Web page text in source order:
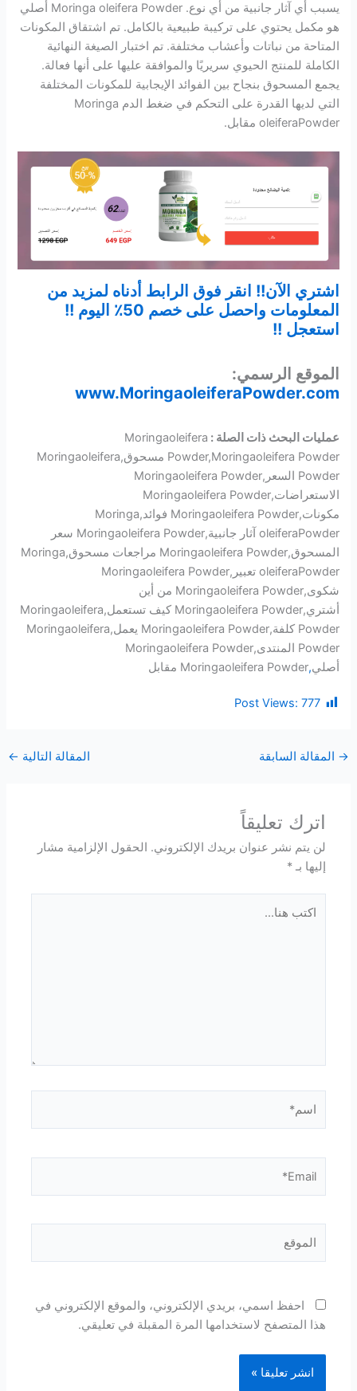
يسبب أي آثار جانبية من أي نوع. Moringa oleifera Powder أصلي
هو مكمل يحتوي على تركيبة طبيعية بالكامل. تم اشتقاق المكونات
المتاحة من نباتات وأعشاب مختلفة. تم اختبار الصيغة النهائية
الكاملة للمنتج الحيوي سريريًا والموافقة عليها على أنها فعالة.
يجمع المسحوق بنجاح بين الفوائد الإيجابية للمكونات المختلفة
التي لديها القدرة على التحكم في ضغط الدم Moringa
oleiferaPowder مقابل.
اشتري الآن!! انقر فوق الرابط أدناه لمزيد من
المعلومات واحصل على خصم 50٪ اليوم !!
استعجل !!
الموقع الرسمي:
www.MoringaoleiferaPowder.com
عمليات البحث ذات الصلة : Moringaoleifera
Powder,Moringaoleifera Powder مسحوق,Moringaoleifera
Powder السعر,Moringaoleifera Powder
الاستعراضات,Moringaoleifera Powder
مكونات,Moringaoleifera Powder فوائد,Moringa
oleiferaPowder آثار جانبية,Moringaoleifera Powder سعر
المسحوق,Moringaoleifera Powder مراجعات مسحوق,Moringa
oleiferaPowder تعبير,Moringaoleifera Powder
شكوى,Moringaoleifera Powder من أين
أشتري,Moringaoleifera Powder كيف تستعمل,Moringaoleifera
Powder كلفة,Moringaoleifera Powder يعمل,Moringaoleifera
Powder المنتدى,Moringaoleifera Powder
أصلي,Moringaoleifera Powder مقابل
Post Views: 777
→ المقالة السابقة المقالة التالية ←
اترك تعليقاً
لن يتم نشر عنوان بريدك الإلكتروني. الحقول الإلزامية مشار
إليها بـ*
هنا...
احفظ اسمي، بريدي الإلكتروني، والموقع الإلكتروني في
هذا المتصفح لاستخدامها المرة المقبلة في تعليقي.